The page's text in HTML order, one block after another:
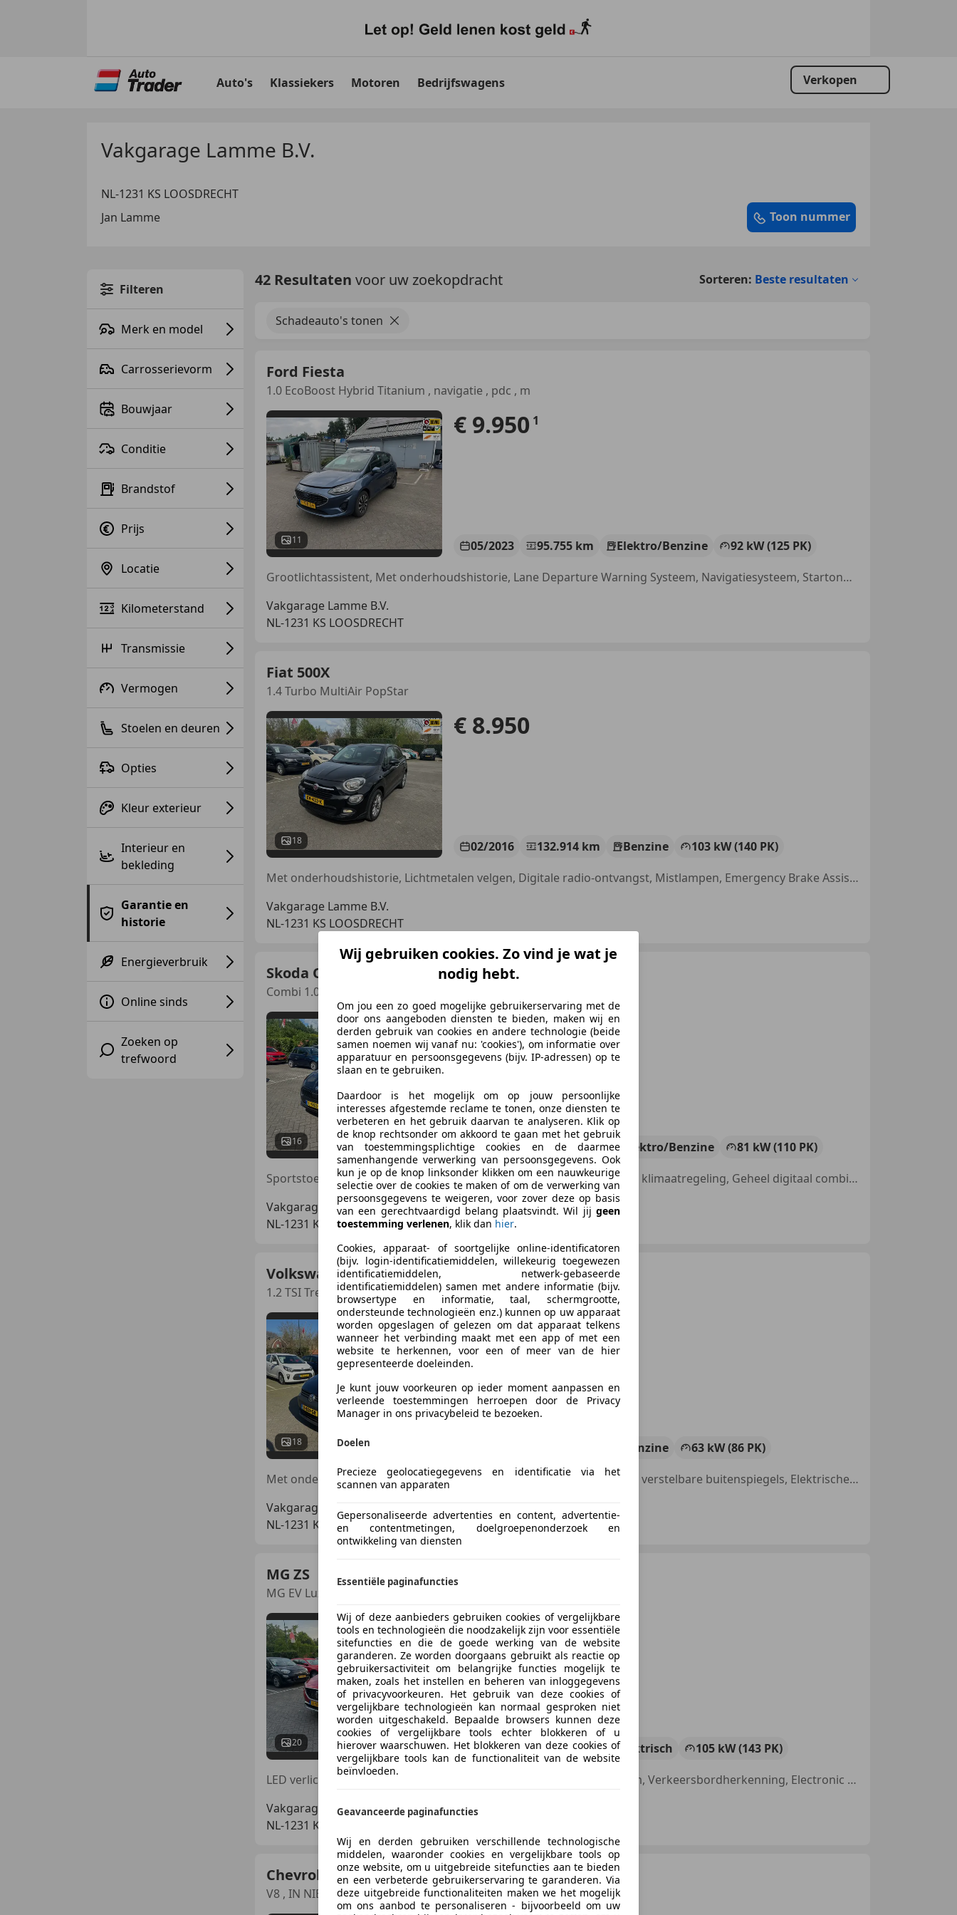
Auto's Klassiekers Motoren Bedrijfswagens Verkopen
Vakgarage Lamme B.V.
NL-1231 KS LOOSDRECHT
Jan Lamme
Toon nummer
Filteren
Merk en model
Carrosserievorm
Bouwjaar
Conditie
Brandstof
Prijs
Locatie
Kilometerstand
Transmissie
Vermogen
Stoelen en deuren
Opties
Kleur exterieur
Interieur en
bekleding
Garantie en
historie
Energieverbruik
Online sinds
Zoeken op
trefwoord
42 Resultaten voor uw zoekopdracht Sorteren: Beste resultaten
Schadeauto's tonen
Ford Fiesta
1.0 EcoBoost Hybrid Titanium , navigatie , pdc , m
11
€ 9.950 1
05/2023 95.755 km Elektro/Benzine
92 kW (125 PK)
Grootlichtassistent, Met onderhoudshistorie, Lane Departure Warning Systeem, Navigatiesysteem, Startonderbreker, Emergency Brake Assist, Cruise control, Parkeerhulp achter
Vakgarage Lamme B.V.
NL-1231 KS LOOSDRECHT
Fiat 500X
1.4 Turbo MultiAir PopStar
18
€ 8.950
02/2016 132.914 km Benzine
103 kW (140 PK)
Met onderhoudshistorie, Lichtmetalen velgen, Digitale radio-ontvangst, Mistlampen, Emergency Brake Assist, Bluetooth
Vakgarage Lamme B.V.
NL-1231 KS LOOSDRECHT
Skoda Octavia
Combi 1.0 e-TSI Sport Business , navigatie , pdc ,
16
€ 14.9501
04/2021 169.799 km Elektro/Benzine
81 kW (110 PK)
Sportstoelen, Met onderhoudshistorie, Getinte ramen, Automatische klimaatregeling, Geheel digitaal combi-instrument, Spraakbediening, Parkeerhulp achter, Lane Departure Warning Systeem
Vakgarage Lamme B.V.
NL-1231 KS LOOSDRECHT
Volkswagen Caddy
1.2 TSI Trendline 7p.
18
€ 5.950
Benzine
63 kW (86 PK)
Met onderhoudshistorie, Airconditioning, Schuifdeur links, Elektrisch verstelbare buitenspiegels, Elektrische ramen, Automatische klimaatregeling, Zij-airbags, CD
Vakgarage Lamme B.V.
NL-1231 KS LOOSDRECHT
MG ZS
MG EV Luxury 45 kWh , leer , navigatie , camera ,
20
€ 13.9501
06/2021 98.756 km Elektrisch
105 kW (143 PK)
LED verlichting, Open dak, Stoelverwarming, Navigatiesysteem, Alarm, Verkeersbordherkenning, Electronic Stability Program, Elektrische stoelverstelling
Vakgarage Lamme B.V.
NL-1231 KS LOOSDRECHT
Chevrolet El Camino
V8 , IN NIEUW STAAT
Wij gebruiken cookies. Zo vind je wat je
nodig hebt.
Om jou een zo goed mogelijke gebruikerservaring met de
door ons aangeboden diensten te bieden, maken wij en
derden gebruik van cookies en andere technologie (beide
samen noemen wij vanaf nu: 'cookies'), om informatie over
apparatuur en persoonsgegevens (bijv. IP-adressen) op te
slaan en te gebruiken.
Daardoor is het mogelijk om op jouw persoonlijke
interesses afgestemde reclame te tonen, onze diensten te
verbeteren en het gebruik daarvan te analyseren. Klik op
de knop rechtsonder om akkoord te gaan met het gebruik
van toestemmingsplichtige cookies en de daarmee
samenhangende verwerking van persoonsgegevens. Ook
kun je op de knop linksonder klikken om een nauwkeurige
selectie over de cookies te maken of om de verwerking van
persoonsgegevens te weigeren, voor zover deze op basis
van een gerechtvaardigd belang plaatsvindt. Wil jij geen
toestemming verlenen, klik dan hier.
Cookies, apparaat- of soortgelijke online-identificatoren
(bijv. login-identificatiemiddelen, willekeurig toegewezen
identificatiemiddelen, netwerk-gebaseerde
identificatiemiddelen) samen met andere informatie (bijv.
browsertype en informatie, taal, schermgrootte,
ondersteunde technologieën enz.) kunnen op uw apparaat
worden opgeslagen of gelezen om dat apparaat telkens
wanneer het verbinding maakt met een app of met een
website te herkennen, voor een of meer van de hier
gepresenteerde doeleinden.
Je kunt jouw voorkeuren op ieder moment aanpassen en
verleende toestemmingen herroepen door de Privacy
Manager in ons privacybeleid te bezoeken.
Doelen
Precieze geolocatiegegevens en identificatie via het
scannen van apparaten
Gepersonaliseerde advertenties en content, advertentie-
en contentmetingen, doelgroepenonderzoek en
ontwikkeling van diensten
Essentiële paginafuncties
Wij of deze aanbieders gebruiken cookies of vergelijkbare
tools en technologieën die noodzakelijk zijn voor essentiële
sitefuncties en die de goede werking van de website
garanderen. Ze worden doorgaans gebruikt als reactie op
gebruikersactiviteit om belangrijke functies mogelijk te
maken, zoals het instellen en beheren van inloggegevens
of privacyvoorkeuren. Het gebruik van deze cookies of
vergelijkbare technologieën kan normaal gesproken niet
worden uitgeschakeld. Bepaalde browsers kunnen deze
cookies of vergelijkbare tools echter blokkeren of u
hierover waarschuwen. Het blokkeren van deze cookies of
vergelijkbare tools kan de functionaliteit van de website
beïnvloeden.
Geavanceerde paginafuncties
Wij en derden gebruiken verschillende technologische
middelen, waaronder cookies en vergelijkbare tools op
onze website, om u uitgebreide sitefuncties aan te bieden
en een verbeterde gebruikerservaring te garanderen. Via
deze uitgebreide functionaliteiten maken we het mogelijk
om ons aanbod te personaliseren - bijvoorbeeld om uw